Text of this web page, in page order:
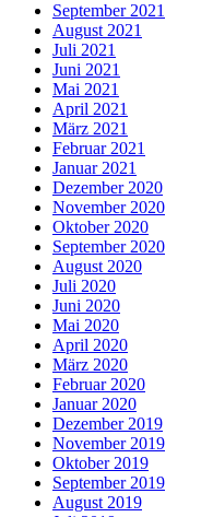
September 2021
August 2021
Juli 2021
Juni 2021
Mai 2021
April 2021
März 2021
Februar 2021
Januar 2021
Dezember 2020
November 2020
Oktober 2020
September 2020
August 2020
Juli 2020
Juni 2020
Mai 2020
April 2020
März 2020
Februar 2020
Januar 2020
Dezember 2019
November 2019
Oktober 2019
September 2019
August 2019